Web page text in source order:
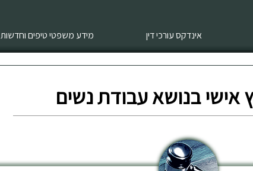
אינדקס עורכי דין מידע משפטי טיפים וחדשות
אישי בנושא עבודת נשים